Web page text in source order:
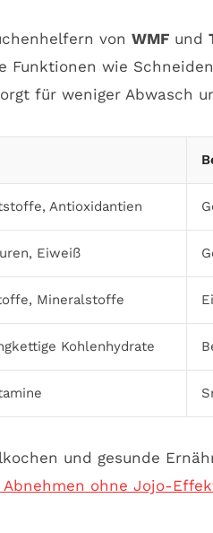
von WMF und
wie
für weniger Abwasch
Antioxidantien
Eiweiß
Mineralstoffe
Kohlenhydrate
und gesunde
Abnehmen ohne Jojo-